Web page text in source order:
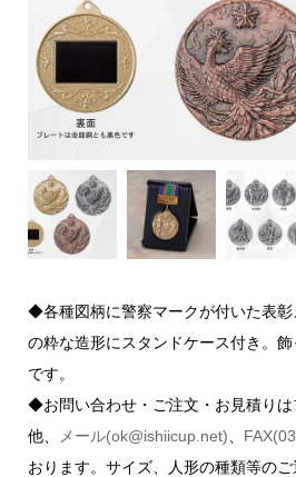
◆各種図柄に警察マークが付いた表
の粋な造形にスタンドケース付き。
です。
◆お問い合わせ・ご注文・お見積り
他、
メール(ok@ishiicup.net)
おります。サイズ、人形の種類等の